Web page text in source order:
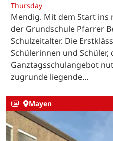
Thursday
Mendig. Mit dem Start ins
der Grundschule Pfarrer
Schulzeitalter. Die
Schülerinnen und Schüler,
Ganztagsschulangebot
zugrunde liegende…
Mayen